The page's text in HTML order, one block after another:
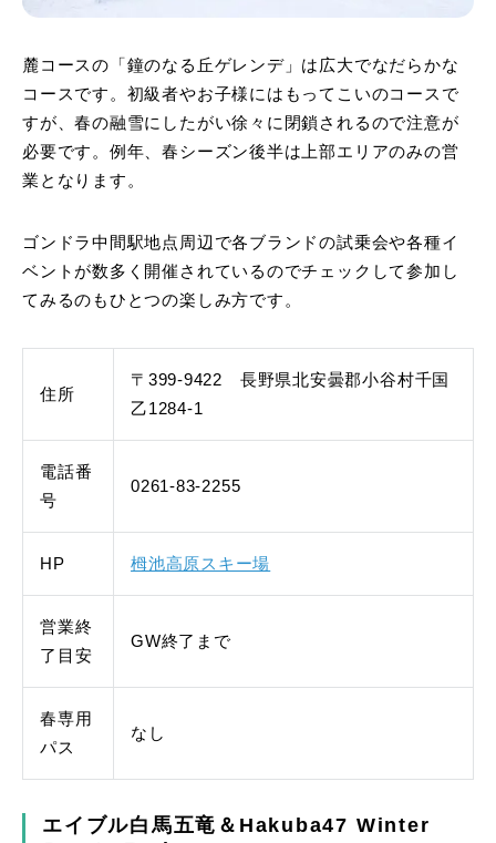
麓コースの「鐘のなる丘ゲレンデ」は広大でなだらかな
コースです。初級者やお子様にはもってこいのコースで
すが、春の融雪にしたがい徐々に閉鎖されるので注意が
必要です。例年、春シーズン後半は上部エリアのみの営
業となります。
ゴンドラ中間駅地点周辺で各ブランドの試乗会や各種イ
ベントが数多く開催されているのでチェックして参加し
てみるのもひとつの楽しみ方です。
住所
〒399-9422 長野県北安曇郡小谷村千国
乙1284-1
電話番
号
0261-83-2255
HP 栂池高原スキー場
営業終
了目安
GW終了まで
春専用
パス
なし
エイブル白馬五竜＆Hakuba47 Winter